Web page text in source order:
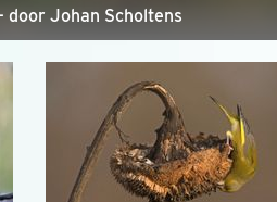
door Johan Scholtens